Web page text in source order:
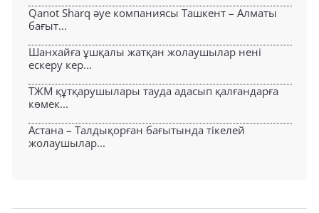
Qanot Sharq әуе компаниясы Ташкент – Алматы
бағыт...
Шанхайға ұшқалы жатқан жолаушылар нені
ескеру кер...
ТЖМ құтқарушылары тауда адасып қалғандарға
көмек...
Астана – Талдықорған бағытында тікелей
жолаушылар...